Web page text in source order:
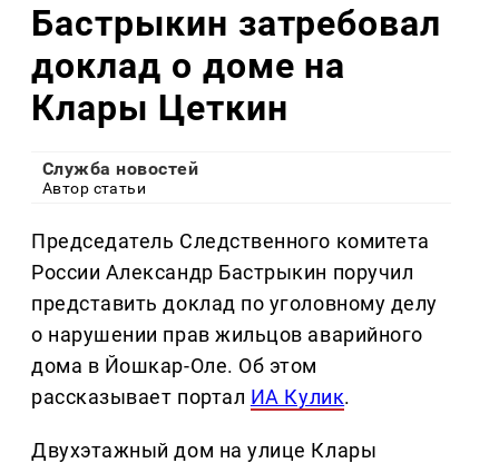
Бастрыкин затребовал
доклад о доме на
Клары Цеткин
Служба новостей
Автор статьи
Председатель Следственного комитета
России Александр Бастрыкин поручил
представить доклад по уголовному делу
о нарушении прав жильцов аварийного
дома в Йошкар-Оле. Об этом
рассказывает портал ИА Кулик.
Двухэтажный дом на улице Клары